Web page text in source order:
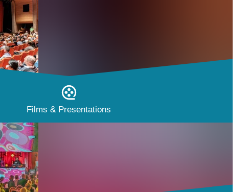
Films & Presentations